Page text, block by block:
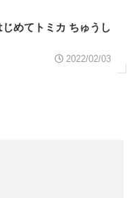
じめてトミカ ちゅうし
2022/02/03